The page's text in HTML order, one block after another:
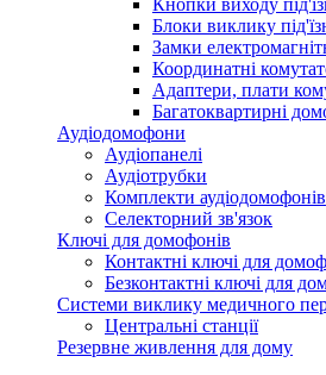
Блоки виклику
Замки
Координатні
Адаптери, плати
Багатоквартирні
Аудіодомофони
Аудіопанелі
Аудіотрубки
Комплекти аудіодомофонів
Селекторний зв'язок
Ключі для домофонів
Контактні ключі для
Безконтактні ключі для
Системи виклику медичного
Центральні станції
Резервне живлення для дому